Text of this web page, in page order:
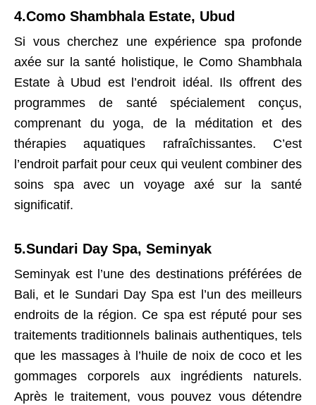
4.Como Shambhala Estate, Ubud
Si vous cherchez une expérience spa profonde
axée sur la santé holistique, le Como Shambhala
Estate à Ubud est l’endroit idéal. Ils offrent des
programmes de santé spécialement conçus,
comprenant du yoga, de la méditation et des
thérapies aquatiques rafraîchissantes. C’est
l’endroit parfait pour ceux qui veulent combiner des
soins spa avec un voyage axé sur la santé
significatif.
5.Sundari Day Spa, Seminyak
Seminyak est l’une des destinations préférées de
Bali, et le Sundari Day Spa est l’un des meilleurs
endroits de la région. Ce spa est réputé pour ses
traitements traditionnels balinais authentiques, tels
que les massages à l’huile de noix de coco et les
gommages corporels aux ingrédients naturels.
Après le traitement, vous pouvez vous détendre